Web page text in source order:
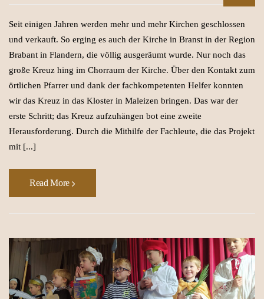
Seit einigen Jahren werden mehr und mehr Kirchen geschlossen
und verkauft. So erging es auch der Kirche in Branst in der Region
Brabant in Flandern, die völlig ausgeräumt wurde. Nur noch das
große Kreuz hing im Chorraum der Kirche. Über den Kontakt zum
örtlichen Pfarrer und dank der fachkompetenten Helfer konnten
wir das Kreuz in das Kloster in Maleizen bringen. Das war der
erste Schritt; das Kreuz aufzuhängen bot eine zweite
Herausforderung. Durch die Mithilfe der Fachleute, die das Projekt
mit [...]
Read More